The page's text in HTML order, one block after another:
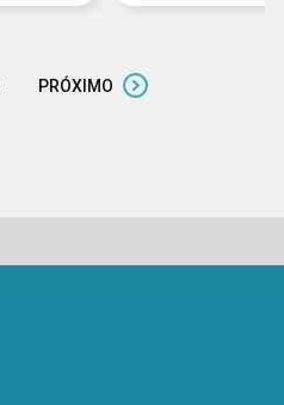
PRÓXIMO